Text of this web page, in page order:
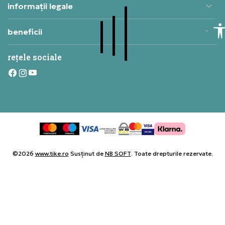
informații legale
beneficii
rețele sociale
©2026 www.tike.ro Susținut de NB SOFT. Toate drepturile rezervate.